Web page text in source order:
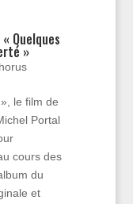
Quelques
»
le film de
Portal
cours des
du
et